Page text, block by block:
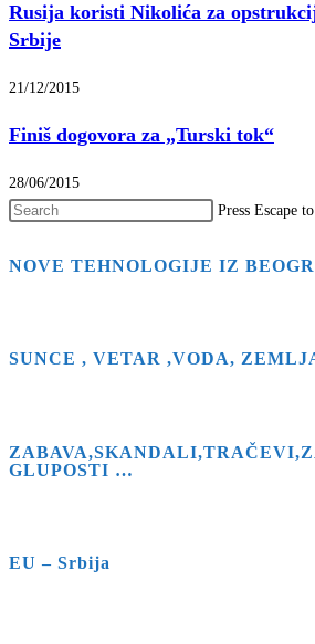
Rusija koristi Nikolića za
Srbije
21/12/2015
Finiš dogovora za „Turski tok“
28/06/2015
Press Escape
NOVE TEHNOLOGIJE IZ
SUNCE , VETAR ,VODA,
GLUPOSTI …
EU – Srbija